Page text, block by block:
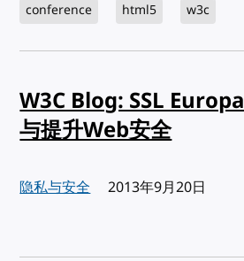
conference html5 w3c
W3C Blog: SSL
与提升Web安全
隐私与安全 发布:
2013年9月20日